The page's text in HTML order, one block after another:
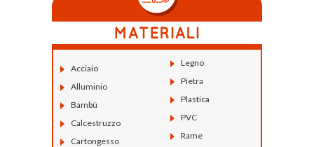
Acciaio
Alluminio
Bambù
Calcestruzzo
Cartongesso
Legno
Pietra
Plastica
PVC
Rame